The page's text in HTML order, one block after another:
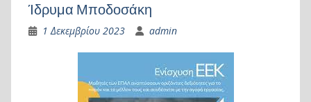
Ίδρυμα Μποδοσάκη
1 Δεκεμβρίου 2023 admin